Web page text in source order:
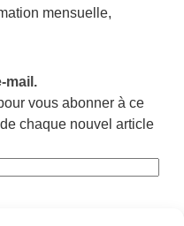
mensuelle,
mail.
vous abonner à ce
chaque nouvel article